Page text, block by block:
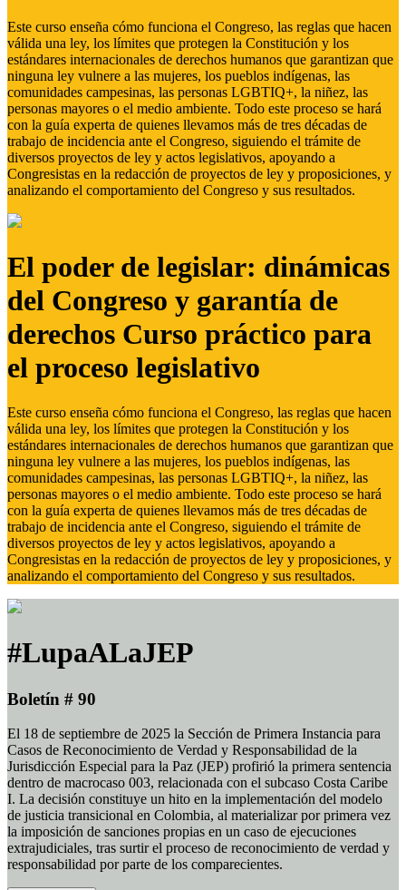
Este curso enseña cómo funciona el Congreso, las reglas que hacen
válida una ley, los límites que protegen la Constitución y los
estándares internacionales de derechos humanos que garantizan que
ninguna ley vulnere a las mujeres, los pueblos indígenas, las
comunidades campesinas, las personas LGBTIQ+, la niñez, las
personas mayores o el medio ambiente. Todo este proceso se hará
con la guía experta de quienes llevamos más de tres décadas de
trabajo de incidencia ante el Congreso, siguiendo el trámite de
diversos proyectos de ley y actos legislativos, apoyando a
Congresistas en la redacción de proyectos de ley y proposiciones, y
analizando el comportamiento del Congreso y sus resultados.
El poder de legislar: dinámicas
del Congreso y garantía de
derechos Curso práctico para
el proceso legislativo
Este curso enseña cómo funciona el Congreso, las reglas que hacen
válida una ley, los límites que protegen la Constitución y los
estándares internacionales de derechos humanos que garantizan que
ninguna ley vulnere a las mujeres, los pueblos indígenas, las
comunidades campesinas, las personas LGBTIQ+, la niñez, las
personas mayores o el medio ambiente. Todo este proceso se hará
con la guía experta de quienes llevamos más de tres décadas de
trabajo de incidencia ante el Congreso, siguiendo el trámite de
diversos proyectos de ley y actos legislativos, apoyando a
Congresistas en la redacción de proyectos de ley y proposiciones, y
analizando el comportamiento del Congreso y sus resultados.
#LupaALaJEP
Boletín # 90
El 18 de septiembre de 2025 la Sección de Primera Instancia para
Casos de Reconocimiento de Verdad y Responsabilidad de la
Jurisdicción Especial para la Paz (JEP) profirió la primera sentencia
dentro de macrocaso 003, relacionada con el subcaso Costa Caribe
I. La decisión constituye un hito en la implementación del modelo
de justicia transicional en Colombia, al materializar por primera vez
la imposición de sanciones propias en un caso de ejecuciones
extrajudiciales, tras surtir el proceso de reconocimiento de verdad y
responsabilidad por parte de los comparecientes.